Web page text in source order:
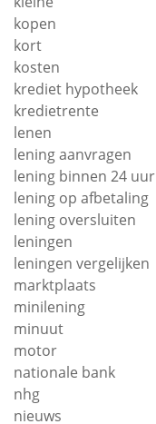
kopen
kort
kosten
krediet hypotheek
kredietrente
lenen
lening aanvragen
lening binnen 24 uur
lening op afbetaling
lening oversluiten
leningen
leningen vergelijken
marktplaats
minilening
minuut
motor
nationale bank
nhg
nieuws